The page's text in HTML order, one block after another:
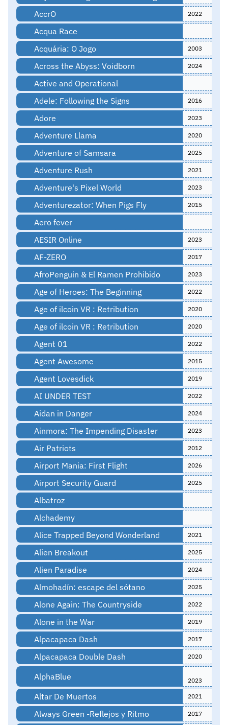
AccrO
2022
Acqua Race
Acquária: O Jogo
2003
Across the Abyss: Voidborn 2024
Active and Operational
Adele: Following the Signs
2016
Adore 2023
Adventure Llama 2020
Adventure of Samsara 2025
Adventure Rush 2021
Adventure's Pixel World 2023
Adventurezator: When Pigs Fly 2015
Aero fever
AESIR Online
2023
AF-ZERO 2017
AfroPenguin & El Ramen Prohibido 2023
Age of Heroes: The Beginning 2022
Age of ilcoin VR : Retribution 2020
Age of ilcoin VR : Retribution 2020
Agent 01 2022
Agent Awesome 2015
Agent Lovesdick 2019
AI UNDER TEST 2022
Aidan in Danger 2024
Ainmora: The Impending Disaster 2023
Air Patriots 2012
Airport Mania: First Flight 2026
Airport Security Guard 2025
Albatroz
Alchademy
Alice Trapped Beyond Wonderland
2021
Alien Breakout 2025
Alien Paradise 2024
Almohadín: escape del sótano 2025
Alone Again: The Countryside 2022
Alone in the War 2019
Alpacapaca Dash 2017
Alpacapaca Double Dash 2020
AlphaBlue 2023
Altar De Muertos 2021
Always Green -Reflejos y Ritmo 2017